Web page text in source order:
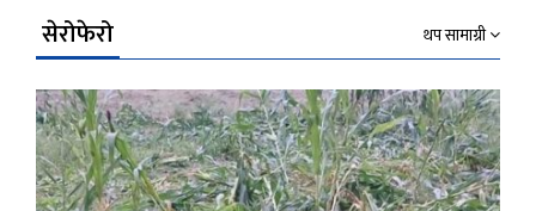
सेरोफेरो थप सामाग्री